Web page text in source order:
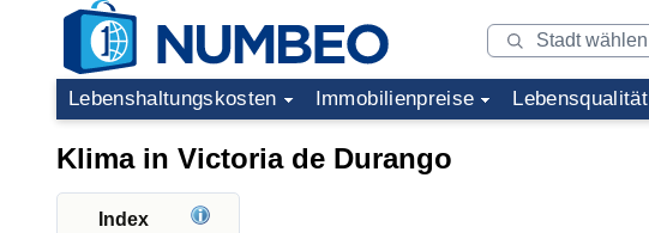
Lebenshaltungskosten Immobilienpreise Lebensqualität
Klima in Victoria de Durango
Index